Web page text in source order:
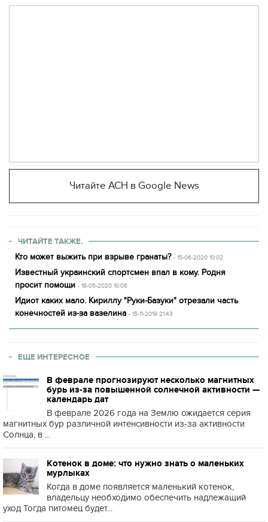
Читайте АСН в Google News
ЧИТАЙТЕ ТАКЖЕ.
Кто может выжить при взрыве гранаты? - 15-06-2020 10:02
Известный украинский спортсмен впал в кому. Родня
просит помощи - 18-05-2020 10:08
Идиот каких мало. Кириллу "Руки-Базуки" отрезали часть
конечностей из-за вазелина - 15-11-2019 21:43
ЕЩЕ ИНТЕРЕСНОЕ
В феврале прогнозируют несколько магнитных
бурь из-за повышенной солнечной активности —
календарь дат
В феврале 2026 года на Землю ожидается серия
магнитных бур различной интенсивности из-за активности
Солнца, в ...
Котенок в доме: что нужно знать о маленьких
мурлыках
Когда в доме появляется маленький котенок,
владельцу необходимо обеспечить надлежащий
уход Тогда питомец будет...